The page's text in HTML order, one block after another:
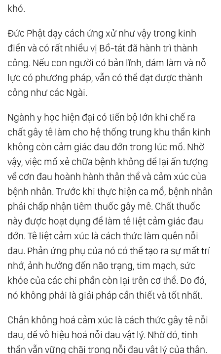
khó.
Đức Phật dạy cách ứng xử như vậy trong kinh
điển và có rất nhiều vị Bồ-tát đã hành trì thành
công. Nếu con người có bản lĩnh, dám làm và nỗ
lực có phương pháp, vẫn có thể đạt được thành
công như các Ngài.
Ngành y học hiện đại có tiến bộ lớn khi chế ra
chất gây tê làm cho hệ thống trung khu thần kinh
không còn cảm giác đau đớn trong lúc mổ. Nhờ
vậy, việc mổ xẻ chữa bệnh không để lại ấn tượng
về cơn đau hoành hành thân thể và cảm xúc của
bệnh nhân. Trước khi thực hiện ca mổ, bệnh nhân
phải chấp nhận tiêm thuốc gây mê. Chất thuốc
này được hoạt dụng để làm tê liệt cảm giác đau
đớn. Tê liệt cảm xúc là cách thức làm quên nỗi
đau. Phản ứng phụ của nó có thể tạo ra sự mất trí
nhớ, ảnh hưởng đến não trạng, tim mạch, sức
khỏe của các chi phần còn lại trên cơ thể. Do đó,
nó không phải là giải pháp cần thiết và tốt nhất.
Chân không hoá cảm xúc là cách thức gây tê nỗi
đau, để vô hiệu hoá nỗi đau vật lý. Nhờ đó, tinh
thần vẫn vững chãi trong nỗi đau vật lý của thân.